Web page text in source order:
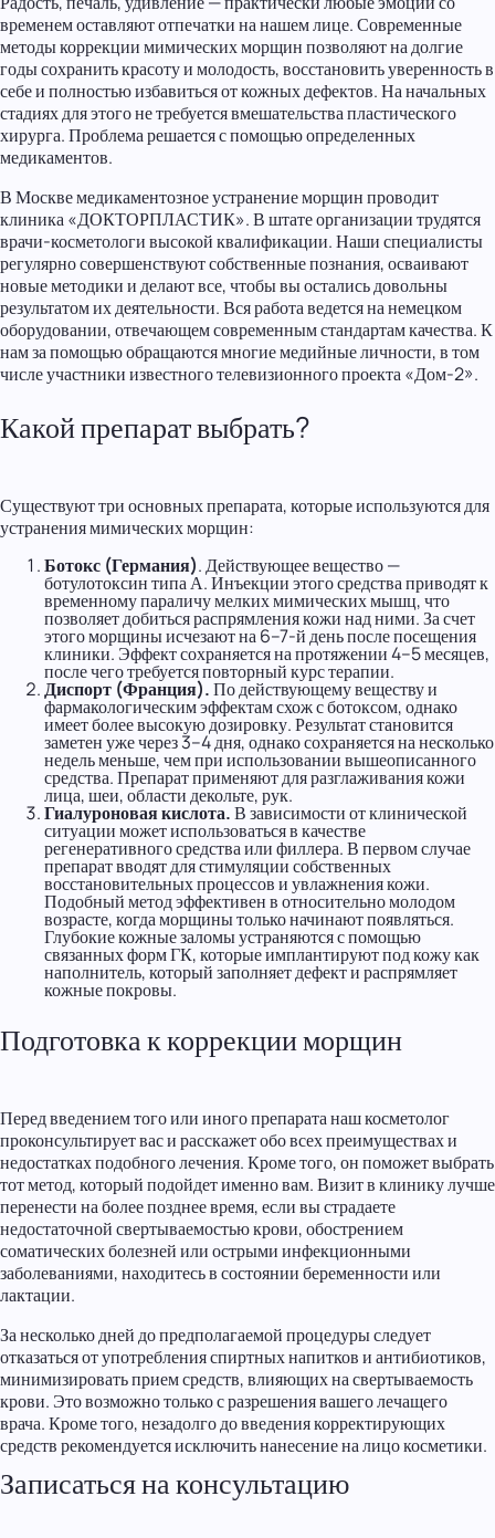
временем оставляют отпечатки на нашем лице. Современные
методы коррекции мимических морщин позволяют на долгие
годы сохранить красоту и молодость, восстановить уверенность в
себе и полностью избавиться от кожных дефектов. На начальных
стадиях для этого не требуется вмешательства пластического
хирурга. Проблема решается с помощью определенных
медикаментов.
В Москве медикаментозное устранение морщин проводит
клиника «ДОКТОРПЛАСТИК». В штате организации трудятся
врачи-косметологи высокой квалификации. Наши специалисты
регулярно совершенствуют собственные познания, осваивают
новые методики и делают все, чтобы вы остались довольны
результатом их деятельности. Вся работа ведется на немецком
оборудовании, отвечающем современным стандартам качества. К
нам за помощью обращаются многие медийные личности, в том
числе участники известного телевизионного проекта «Дом-2».
Какой препарат выбрать?
Существуют три основных препарата, которые используются для
устранения мимических морщин:
Ботокс (Германия). Действующее вещество —
ботулотоксин типа А. Инъекции этого средства приводят к
временному параличу мелких мимических мышц, что
позволяет добиться распрямления кожи над ними. За счет
этого морщины исчезают на 6–7-й день после посещения
клиники. Эффект сохраняется на протяжении 4–5 месяцев,
после чего требуется повторный курс терапии.
Диспорт (Франция).По действующему веществу и
фармакологическим эффектам схож с ботоксом, однако
имеет более высокую дозировку. Результат становится
заметен уже через 3–4 дня, однако сохраняется на несколько
недель меньше, чем при использовании вышеописанного
средства. Препарат применяют для разглаживания кожи
лица, шеи, области декольте, рук.
Гиалуроновая кислота.В зависимости от клинической
ситуации может использоваться в качестве
регенеративного средства или филлера. В первом случае
препарат вводят для стимуляции собственных
восстановительных процессов и увлажнения кожи.
Подобный метод эффективен в относительно молодом
возрасте, когда морщины только начинают появляться.
Глубокие кожные заломы устраняются с помощью
связанных форм ГК, которые имплантируют под кожу как
наполнитель, который заполняет дефект и распрямляет
кожные покровы.
Подготовка к коррекции морщин
Перед введением того или иного препарата наш косметолог
проконсультирует вас и расскажет обо всех преимуществах и
недостатках подобного лечения. Кроме того, он поможет выбрать
тот метод, который подойдет именно вам. Визит в клинику лучше
перенести на более позднее время, если вы страдаете
недостаточной свертываемостью крови, обострением
соматических болезней или острыми инфекционными
заболеваниями, находитесь в состоянии беременности или
лактации.
За несколько дней до предполагаемой процедуры следует
отказаться от употребления спиртных напитков и антибиотиков,
минимизировать прием средств, влияющих на свертываемость
крови. Это возможно только с разрешения вашего лечащего
врача. Кроме того, незадолго до введения корректирующих
средств рекомендуется исключить нанесение на лицо косметики.
Записаться на консультацию